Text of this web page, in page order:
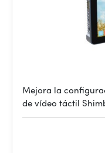
Mejora la
de vídeo táctil